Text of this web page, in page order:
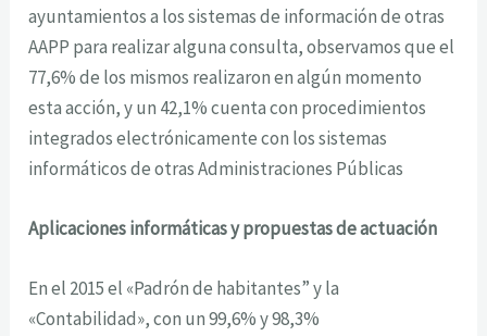
ayuntamientos a los sistemas de información de otras
AAPP para realizar alguna consulta, observamos que el
77,6% de los mismos realizaron en algún momento
esta acción, y un 42,1% cuenta con procedimientos
integrados electrónicamente con los sistemas
informáticos de otras Administraciones Públicas
Aplicaciones informáticas y propuestas de actuación
En el 2015 el «Padrón de habitantes” y la
«Contabilidad», con un 99,6% y 98,3%